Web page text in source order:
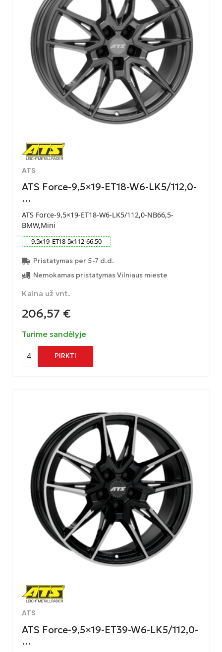
ATS
ATS Force-9,5×19-ET18-W6-LK5/112,0-
…
ATS Force-9,5×19-ET18-W6-LK5/112,0-NB66,5-
BMW,Mini
9.5x19 ET18 5x112 66.50
Pristatymas per 5-7 d.d.
Nemokamas pristatymas Vilniaus mieste
Kaina už vnt.
206,57 €
Turime sandėlyje
4 PIRKTI
ATS
ATS Force-9,5×19-ET39-W6-LK5/112,0-
…